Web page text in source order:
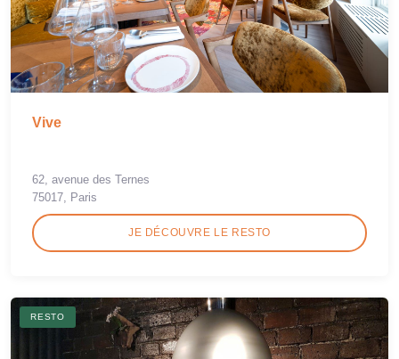
Vive
62, avenue des Ternes
75017, Paris
JE DÉCOUVRE LE RESTO
RESTO